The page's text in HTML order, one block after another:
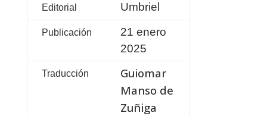
Editorial Umbriel
Publicación
21 enero
2025
Traducción
Guiomar
Manso de
Zuñiga